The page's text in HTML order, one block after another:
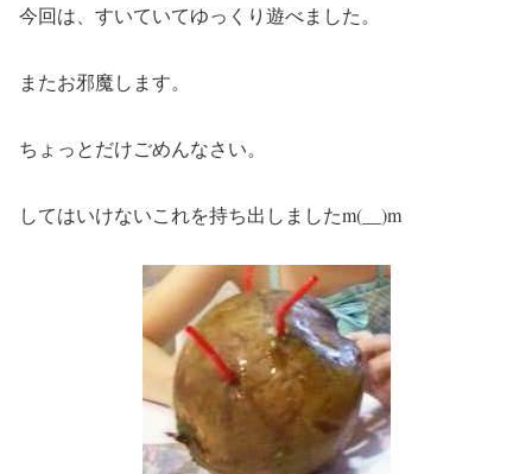
今回は、すいていてゆっくり遊べました。
またお邪魔します。
ちょっとだけごめんなさい。
してはいけないこれを持ち出しましたm(__)m